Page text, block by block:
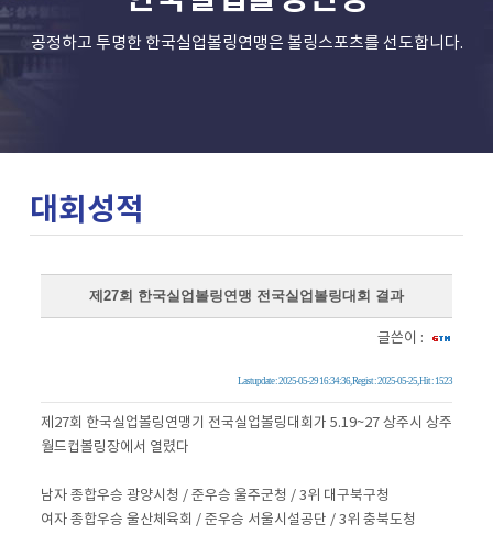
공정하고 투명한 한국실업볼링연맹은 볼링스포츠를 선도합니다.
대회성적
제27회 한국실업볼링연맹 전국실업볼링대회 결과
글쓴이 :
Lastupdate : 2025-05-29 16:34:36, Regist : 2025-05-25, Hit : 1523
제27회 한국실업볼링연맹기 전국실업볼링대회가 5.19~27 상주시 상주
월드컵볼링장에서 열렸다
남자 종합우승 광양시청 / 준우승 울주군청 / 3위 대구북구청
여자 종합우승 울산체육회 / 준우승 서울시설공단 / 3위 충북도청